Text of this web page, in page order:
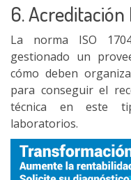
6. Acreditación
La norma ISO
gestionado un
cómo deben
para conseguir el
técnica en este
laboratorios.